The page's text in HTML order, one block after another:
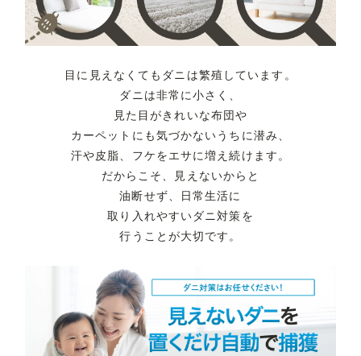
目に見えなくてもダニは繁殖しています。
ダニは非常に小さく、
見た目がきれいな布団や
カーペットにも気づかないうちに潜み、
汗や皮脂、フケをエサに増え続けます。
だからこそ、見えないからと
油断せず、
日常生活に
取り入れやすいダニ対策を
行うことが大切です。